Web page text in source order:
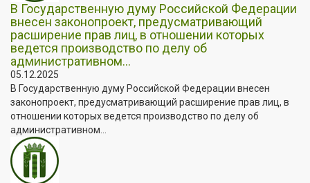
В Государственную думу Российской Федерации
внесен законопроект, предусматривающий
расширение прав лиц, в отношении которых
ведется производство по делу об
административном...
05.12.2025
В Государственную думу Российской Федерации внесен
законопроект, предусматривающий расширение прав лиц, в
отношении которых ведется производство по делу об
административном...